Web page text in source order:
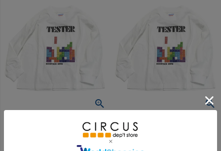
[ブーストック] TESTER L/S Tシャツ ホワイト(WH)